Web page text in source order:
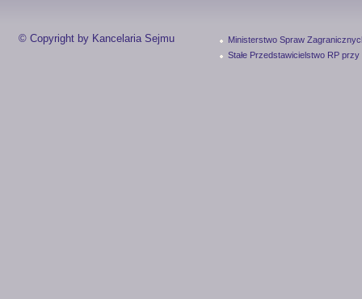
© Copyright by Kancelaria Sejmu
Ministerstwo Spraw
Stałe Przedstawicielstwo RP przy